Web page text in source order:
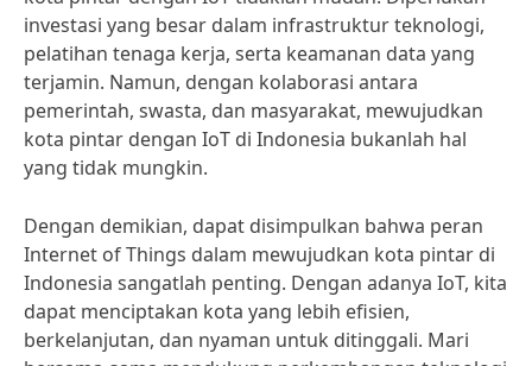
investasi yang besar dalam infrastruktur teknologi,
pelatihan tenaga kerja, serta keamanan data yang
terjamin. Namun, dengan kolaborasi antara
pemerintah, swasta, dan masyarakat, mewujudkan
kota pintar dengan IoT di Indonesia bukanlah hal
yang tidak mungkin.
Dengan demikian, dapat disimpulkan bahwa peran
Internet of Things dalam mewujudkan kota pintar di
Indonesia sangatlah penting. Dengan adanya IoT, kita
dapat menciptakan kota yang lebih efisien,
berkelanjutan, dan nyaman untuk ditinggali. Mari